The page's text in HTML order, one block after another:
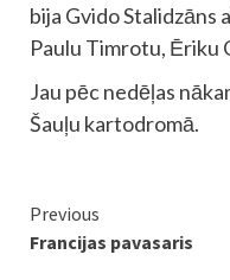
bija Gvido Stalidzāns
Paulu Timrotu, Ēriku
Jau pēc nedēļas
Šauļu kartodromā.
Continue
Reading
Previous
Francijas pavasaris